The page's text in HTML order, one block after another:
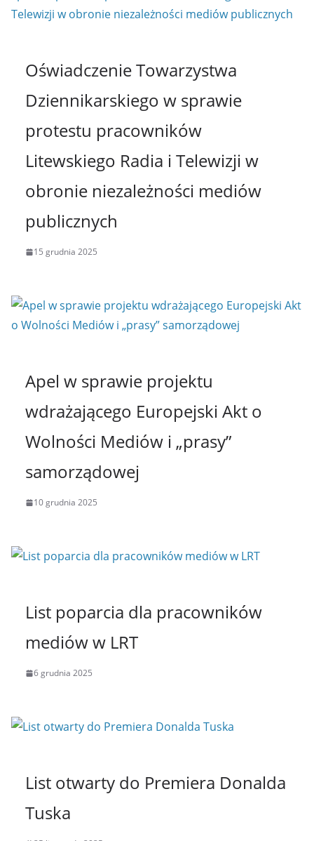
Oświadczenie Towarzystwa
Dziennikarskiego w sprawie
protestu pracowników
Litewskiego Radia i Telewizji w
obronie niezależności mediów
publicznych
15 grudnia 2025
Apel w sprawie projektu
wdrażającego Europejski Akt o
Wolności Mediów i „prasy”
samorządowej
10 grudnia 2025
List poparcia dla pracowników
mediów w LRT
6 grudnia 2025
List otwarty do Premiera Donalda
Tuska